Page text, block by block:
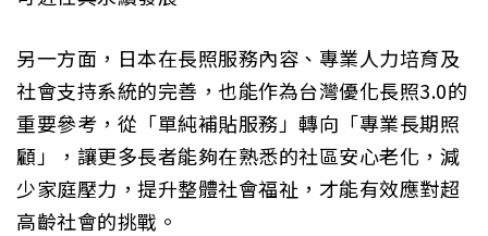
另一方面，日本在長照服務內容、專業人力培育及
社會支持系統的完善，也能作為台灣優化長照3.0的
重要參考，從「單純補貼服務」轉向「專業長期照
顧」，讓更多長者能夠在熟悉的社區安心老化，減
少家庭壓力，提升整體社會福祉，才能有效應對超
高齡社會的挑戰。